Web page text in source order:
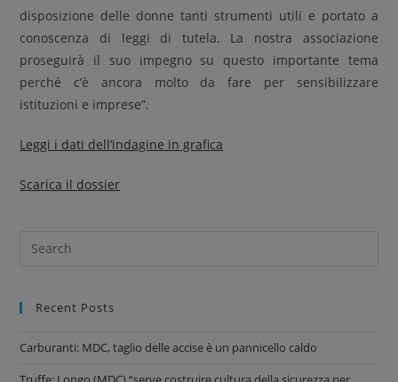
disposizione delle donne tanti strumenti utili e portato a
conoscenza di leggi di tutela. La nostra associazione
proseguirà il suo impegno su questo importante tema
perché c’è ancora molto da fare per sensibilizzare
istituzioni e imprese”.
Leggi i dati dell’indagine in grafica
Scarica il dossier
Recent Posts
Carburanti: MDC, taglio delle accise è un pannicello caldo